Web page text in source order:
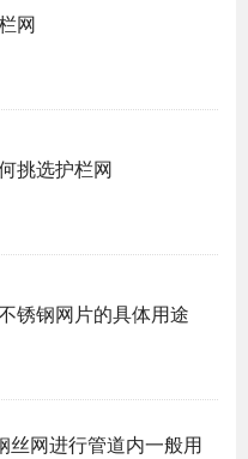
网
选护栏网
锈钢网片的具体用途
丝网进行管道内一般用